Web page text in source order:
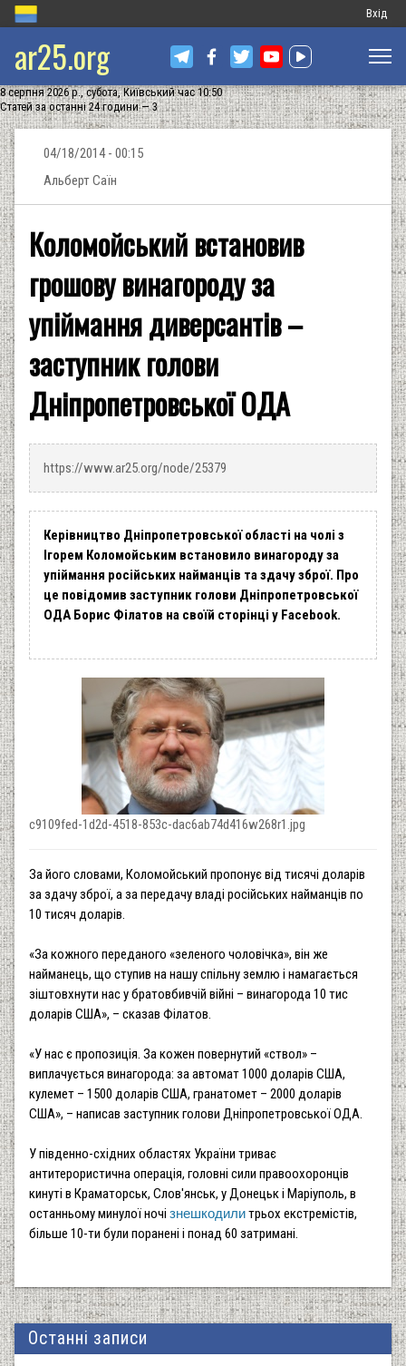
Меню
запису
Вхід
ar25.org
8 серпня 2026 р., субота, Київський час 10:50
Статей за останні 24 години — 3
04/18/2014 - 00:15
Альберт Саїн
Коломойський встановив
грошову винагороду за
упіймання диверсантів –
заступник голови
Дніпропетровської ОДА
https://www.ar25.org/node/25379
Керівництво Дніпропетровської області на чолі з
Ігорем Коломойським встановило винагороду за
упіймання російських найманців та здачу зброї. Про
це повідомив заступник голови Дніпропетровської
ОДА Борис Філатов на своїй сторінці у Facebook.
c9109fed-1d2d-4518-853c-dac6ab74d416w268r1.jpg
За його словами, Коломойський пропонує від тисячі доларів
за здачу зброї, а за передачу владі російських найманців по
10 тисяч доларів.
«За кожного переданого «зеленого чоловічка», він же
найманець, що ступив на нашу спільну землю і намагається
зіштовхнути нас у братовбивчій війні – винагорода 10 тис
доларів США», – сказав Філатов.
«У нас є пропозиція. За кожен повернутий «ствол» –
виплачується винагорода: за автомат 1000 доларів США,
кулемет – 1500 доларів США, гранатомет – 2000 доларів
США», ­– написав заступник голови Дніпропетровської ОДА.
У південно-східних областях України триває
антитерористична операція, головні сили правоохоронців
кинуті в Краматорськ, Слов'янськ, у Донецьк і Маріуполь, в
останньому минулої ночі знешкодилитрьох екстремістів,
більше 10-ти були поранені і понад 60 затримані.
Останні записи